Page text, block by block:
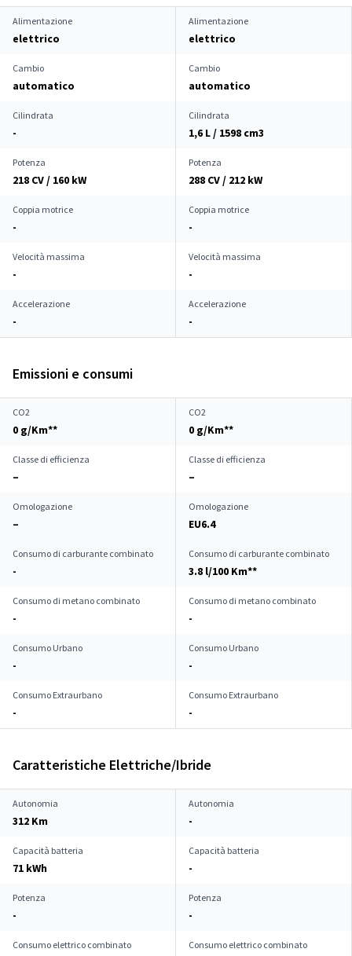
Alimentazione
elettrico
Alimentazione
elettrico
Cambio
automatico
Cambio
automatico
Cilindrata
-
Cilindrata
1,6 L / 1598 cm3
Potenza
218 CV / 160 kW
Potenza
288 CV / 212 kW
Coppia motrice
-
Coppia motrice
-
Velocità massima
-
Velocità massima
-
Accelerazione
-
Accelerazione
-
Emissioni e consumi
CO2
0 g/Km**
CO2
0 g/Km**
Classe di efficienza
–
Classe di efficienza
–
Omologazione
–
Omologazione
EU6.4
Consumo di carburante combinato
-
Consumo di carburante combinato
3.8 l/100 Km**
Consumo di metano combinato
-
Consumo di metano combinato
-
Consumo Urbano
-
Consumo Urbano
-
Consumo Extraurbano
-
Consumo Extraurbano
-
Caratteristiche Elettriche/Ibride
Autonomia
312 Km
Autonomia
-
Capacità batteria
71 kWh
Capacità batteria
-
Potenza
-
Potenza
-
Consumo elettrico combinato Consumo elettrico combinato